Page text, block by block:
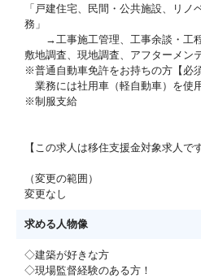
「戸建住宅、民間・公共施設、リ
務」
→工事施工管理、工事余談・工程
敷地調査、現地調査、アフターメン
※普通自動車免許をお持ちの方【必須
業務には社用車（軽自動車）を使
※制服支給
【この求人は移住支援金対象求人です
（変更の範囲）
変更なし
求める人物像
◇建築が好きな方
◇現場監督経験のある方！